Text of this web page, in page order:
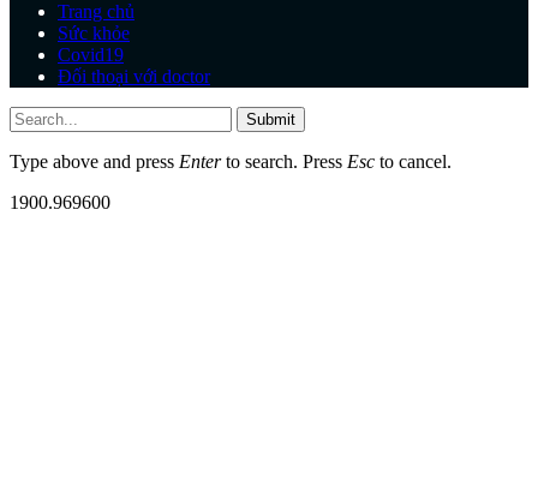
Trang chủ
Sức khỏe
Covid19
Đối thoại với doctor
Submit
Type above and press Enterto search. Press Esc to cancel.
1900.969600